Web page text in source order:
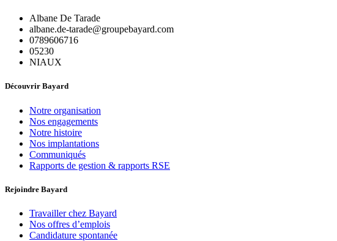
Albane De Tarade
albane.de-tarade@groupebayard.com
0789606716
05230
NIAUX
Découvrir Bayard
Notre organisation
Nos engagements
Notre histoire
Nos implantations
Communiqués
Rapports de gestion & rapports RSE
Rejoindre Bayard
Travailler chez Bayard
Nos offres d’emplois
Candidature spontanée